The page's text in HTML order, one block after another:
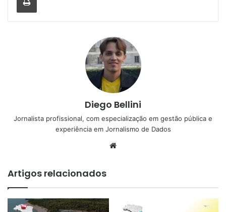
Diego Bellini
Jornalista profissional, com especialização em gestão pública e
experiência em Jornalismo de Dados
Artigos relacionados